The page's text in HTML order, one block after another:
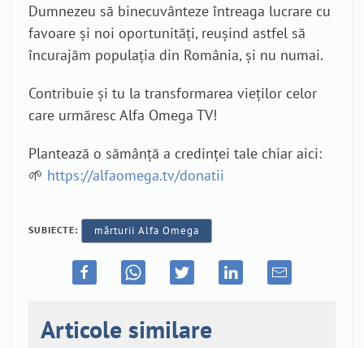
Dumnezeu să binecuvânteze întreaga lucrare cu
favoare și noi oportunități, reușind astfel să
încurajăm populația din România, și nu numai.
Contribuie și tu la transformarea vieților celor
care urmăresc Alfa Omega TV!
Plantează o sămânță a credinței tale chiar aici:
🌱 https://alfaomega.tv/donatii
SUBIECTE: mărturii Alfa Omega
Articole similare